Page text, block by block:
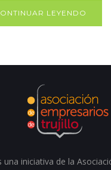
LEYENDO
una iniciativa de la